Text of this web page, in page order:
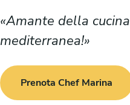
Amante della cucina
mediterranea!
Prenota Chef Marina